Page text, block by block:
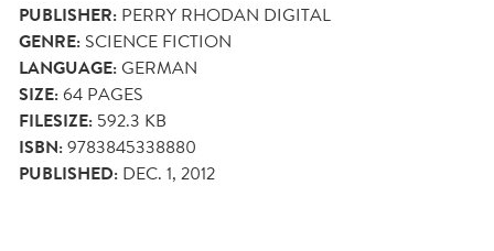
PUBLISHER: PERRY RHODAN DIGITAL
GENRE: SCIENCE FICTION
LANGUAGE:GERMAN
SIZE:64 PAGES
FILESIZE: 592.3 KB
ISBN:9783845338880
PUBLISHED: DEC. 1, 2012